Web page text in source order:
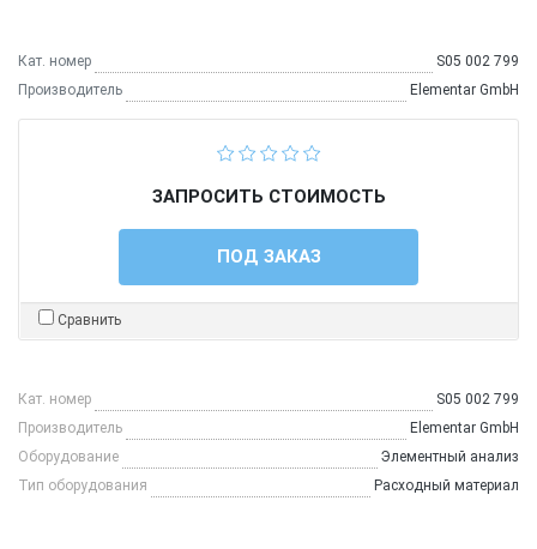
Кат. номер
S05 002 799
Производитель
Elementar GmbH
ЗАПРОСИТЬ СТОИМОСТЬ
ПОД ЗАКАЗ
Сравнить
Кат. номер
S05 002 799
Производитель
Elementar GmbH
Оборудование
Элементный анализ
Тип оборудования
Расходный материал